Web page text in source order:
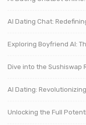
AI Dating Chat:
Exploring Boyfriend AI:
Dive into the Sushiswap
AI Dating:
Unlocking the Full